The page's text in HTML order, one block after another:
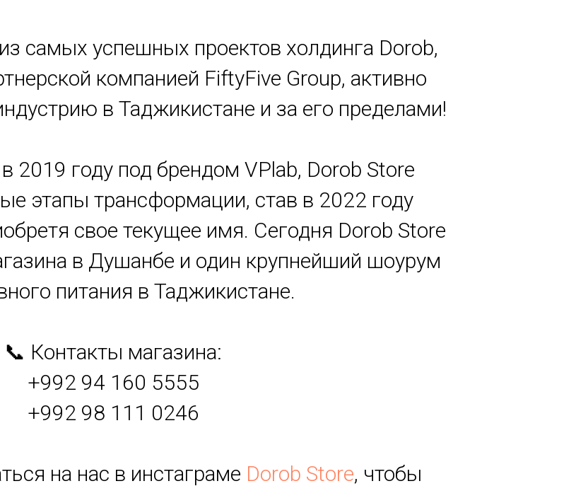
самых успешных проектов холдинга Dorob,
компанией FiftyFive Group, активно
в Таджикистане и за его пределами!
2019 году под брендом VPlab, Dorob Store
этапы трансформации, став в 2022 году
свое текущее имя. Сегодня Dorob Store
в Душанбе и один крупнейший шоурум
питания в Таджикистане.
📞 Контакты магазина:
+992 94 160 5555
+992 98 111 0246
на нас в инстаграме Dorob Store, чтобы